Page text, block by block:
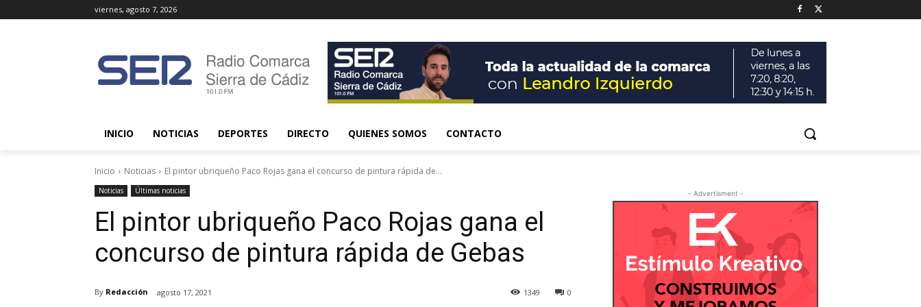
viernes, agosto 7, 2026
INICIO NOTICIAS DEPORTES DIRECTO QUIENES SOMOS CONTACTO
Inicio Noticias El pintor ubriqueño Paco Rojas gana el concurso de pintura rápida de...
Noticias Últimas noticias
El pintor ubriqueño Paco Rojas gana el
concurso de pintura rápida de Gebas
By Redacción agosto 17, 2021 0
1349
- Advertisment -